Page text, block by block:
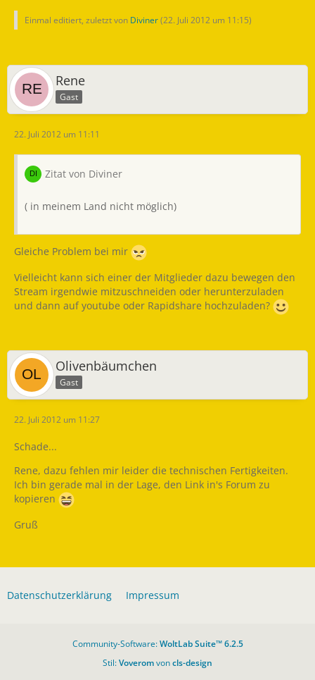
Einmal editiert, zuletzt von Diviner(22. Juli 2012 um 11:15)
Rene
Gast
22. Juli 2012 um 11:11
Zitat von Diviner
( in meinem Land nicht möglich)
Gleiche Problem bei mir
Vielleicht kann sich einer der Mitglieder dazu bewegen den
Stream irgendwie mitzuschneiden oder herunterzuladen
und dann auf youtube oder Rapidshare hochzuladen?
Olivenbäumchen
Gast
22. Juli 2012 um 11:27
Schade...
Rene, dazu fehlen mir leider die technischen Fertigkeiten.
Ich bin gerade mal in der Lage, den Link in's Forum zu
kopieren
Gruß
Datenschutzerklärung Impressum
Community-Software:WoltLab Suite™ 6.2.5
Stil:Voveromvoncls-design